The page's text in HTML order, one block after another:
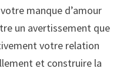
manque d’amour
un avertissement que
votre relation
et construire la